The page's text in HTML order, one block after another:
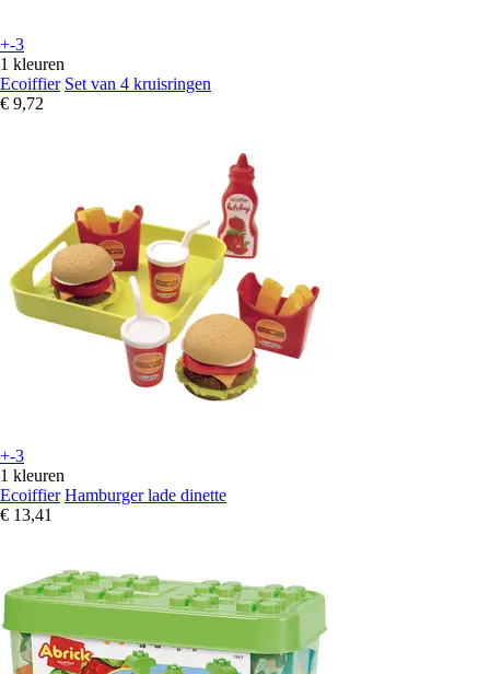
+-3
1 kleuren
Ecoiffier Set van 4 kruisringen
€ 9,72
+-3
1 kleuren
Ecoiffier Hamburger lade dinette
€ 13,41